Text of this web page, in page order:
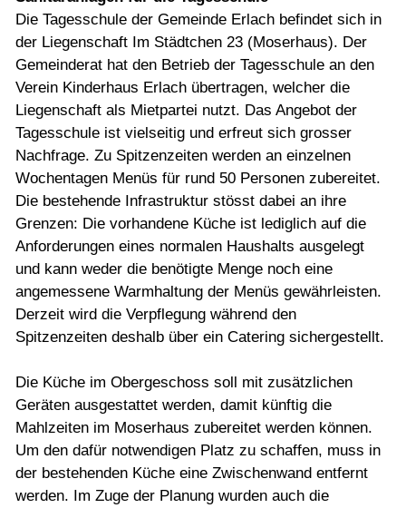
Die Tagesschule der Gemeinde Erlach befindet sich in
der Liegenschaft Im Städtchen 23 (Moserhaus). Der
Gemeinderat hat den Betrieb der Tagesschule an den
Verein Kinderhaus Erlach übertragen, welcher die
Liegenschaft als Mietpartei nutzt. Das Angebot der
Tagesschule ist vielseitig und erfreut sich grosser
Nachfrage. Zu Spitzenzeiten werden an einzelnen
Wochentagen Menüs für rund 50 Personen zubereitet.
Die bestehende Infrastruktur stösst dabei an ihre
Grenzen: Die vorhandene Küche ist lediglich auf die
Anforderungen eines normalen Haushalts ausgelegt
und kann weder die benötigte Menge noch eine
angemessene Warmhaltung der Menüs gewährleisten.
Derzeit wird die Verpflegung während den
Spitzenzeiten deshalb über ein Catering sichergestellt.
Die Küche im Obergeschoss soll mit zusätzlichen
Geräten ausgestattet werden, damit künftig die
Mahlzeiten im Moserhaus zubereitet werden können.
Um den dafür notwendigen Platz zu schaffen, muss in
der bestehenden Küche eine Zwischenwand entfernt
werden. Im Zuge der Planung wurden auch die